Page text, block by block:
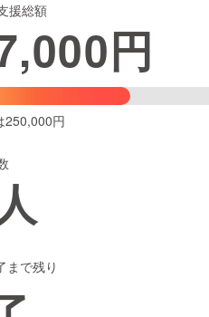
ファッション
援総額
円
250,000円
まで残り